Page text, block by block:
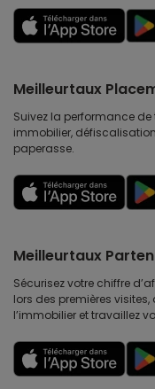
Meilleurtaux
Suivez la performance
immobilier,
paperasse.
Meilleurtaux
Sécurisez votre chiffre
lors des premières
l’immobilier et travaillez